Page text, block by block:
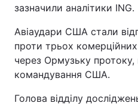
зазначили аналітики ING.
Авіаудари США стали
проти трьох
через Ормузьку
командування США.
Голова відділу